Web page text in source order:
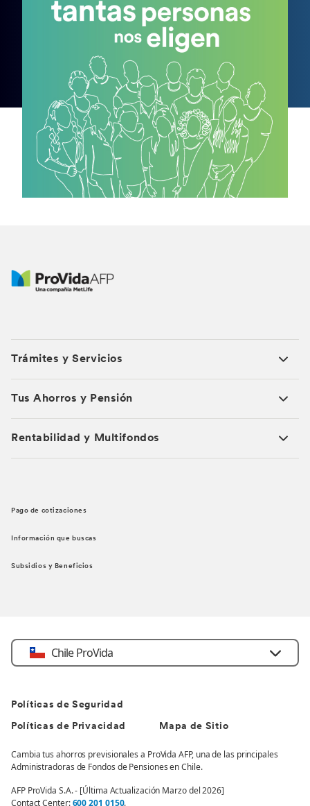
Trámites y Servicios
Tus Ahorros y Pensión
Rentabilidad y Multifondos
Pago de cotizaciones
Información que buscas
Subsidios y Beneficios
Chile ProVida
Políticas de Seguridad
Políticas de Privacidad Mapa de Sitio
Cambia tus ahorros previsionales a ProVida AFP, una de las principales
Administradoras de Fondos de Pensiones en Chile.
AFP ProVida S.A. - [Última Actualización Marzo del 2026]
Contact Center:600 201 0150.